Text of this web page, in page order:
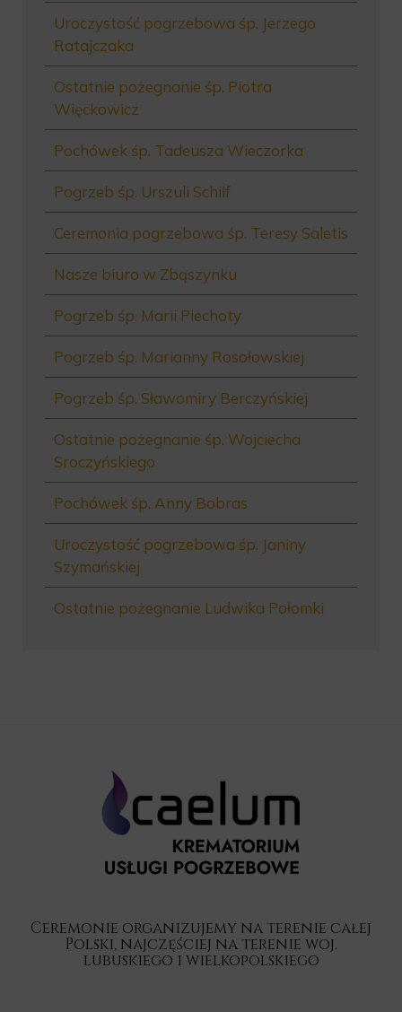
Uroczystość pogrzebowa śp. Jerzego
Ratajczaka
Ostatnie pożegnanie śp. Piotra
Więckowicz
Pochówek śp. Tadeusza Wieczorka
Pogrzeb śp. Urszuli Schilf
Ceremonia pogrzebowa śp. Teresy Saletis
Nasze biuro w Zbąszynku
Pogrzeb śp. Marii Piechoty
Pogrzeb śp. Marianny Rosołowskiej
Pogrzeb śp. Sławomiry Berczyńskiej
Ostatnie pożegnanie śp. Wojciecha
Sroczyńskiego
Pochówek śp. Anny Bobras
Uroczystość pogrzebowa śp. Janiny
Szymańskiej
Ostatnie pożegnanie Ludwika Połomki
Ceremonie organizujemy na terenie całej
Polski, najczęściej na terenie woj.
lubuskiego i wielkopolskiego